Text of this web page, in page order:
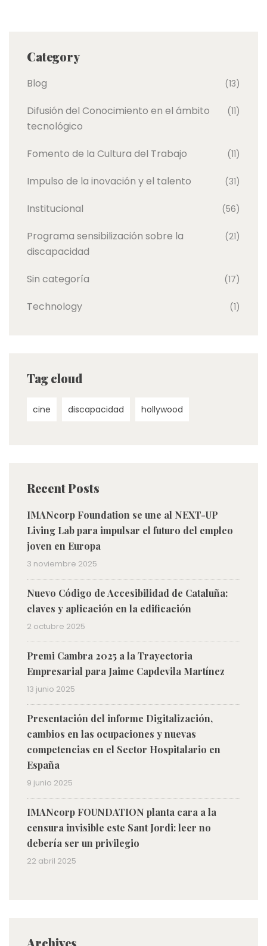
dI ar
Category
Blog (13)
Difusión del Conocimiento en el ámbito
tecnológico
(11)
Fomento de la Cultura del Trabajo (11)
Impulso de la inovación y el talento (31)
Institucional (56)
Programa sensibilización sobre la
discapacidad
(21)
Sin categoría (17)
Technology (1)
Tag cloud
cine discapacidad hollywood
Recent Posts
IMANcorp Foundation se une al NEXT-UP
Living Lab para impulsar el futuro del empleo
joven en Europa
3 noviembre 2025
Nuevo Código de Accesibilidad de Cataluña:
claves y aplicación en la edificación
2 octubre 2025
Premi Cambra 2025 a la Trayectoria
Empresarial para Jaime Capdevila Martínez
13 junio 2025
Presentación del informe Digitalización,
cambios en las ocupaciones y nuevas
competencias en el Sector Hospitalario en
España
9 junio 2025
IMANcorp FOUNDATION planta cara a la
censura invisible este Sant Jordi: leer no
debería ser un privilegio
22 abril 2025